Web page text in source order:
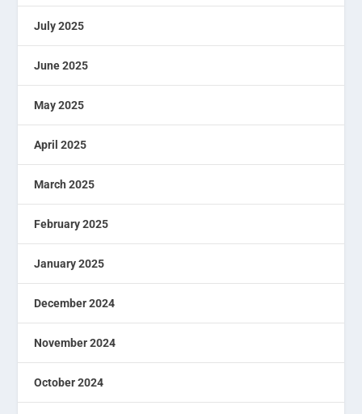
July 2025
June 2025
May 2025
April 2025
March 2025
February 2025
January 2025
December 2024
November 2024
October 2024